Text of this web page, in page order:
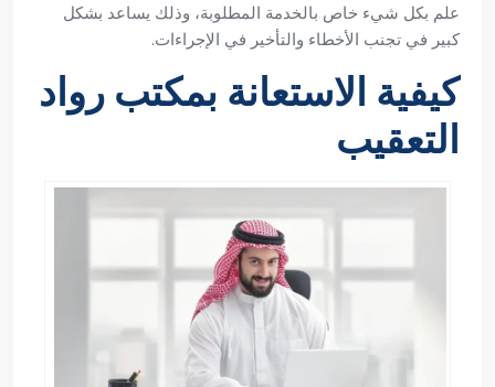
علم بكل شيء خاص بالخدمة المطلوبة، وذلك يساعد بشكل
كبير في تجنب الأخطاء والتأخير في الإجراءات.
كيفية الاستعانة بمكتب رواد
التعقيب